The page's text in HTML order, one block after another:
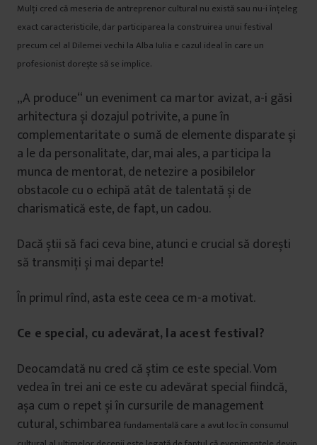
Mulți cred că meseria de antreprenor cultural nu există sau nu-i înțeleg
exact caracteristicile, dar participarea la construirea unui festival
precum cel al Dilemei vechi la Alba Iulia e cazul ideal în care un
profesionist dorește să se implice.
„A produce“ un eveniment ca martor avizat, a-i găsi
arhitectura și dozajul potrivite, a pune în
complementaritate o sumă de elemente disparate și
a le da personalitate, dar, mai ales, a participa la
munca de mentorat, de netezire a posibilelor
obstacole cu o echipă atât de talentată și de
charismatică este, de fapt, un cadou.
Dacă știi să faci ceva bine, atunci e crucial să dorești
să transmiți și mai departe!
În primul rînd, asta este ceea ce m-a motivat.
Ce e special, cu adevărat, la acest festival?
Deocamdată nu cred că știm ce este special. Vom
vedea în trei ani ce este cu adevărat special fiindcă,
așa cum o repet și în cursurile de management
cutural, schimbarea fundamentală care a avut loc în consumul